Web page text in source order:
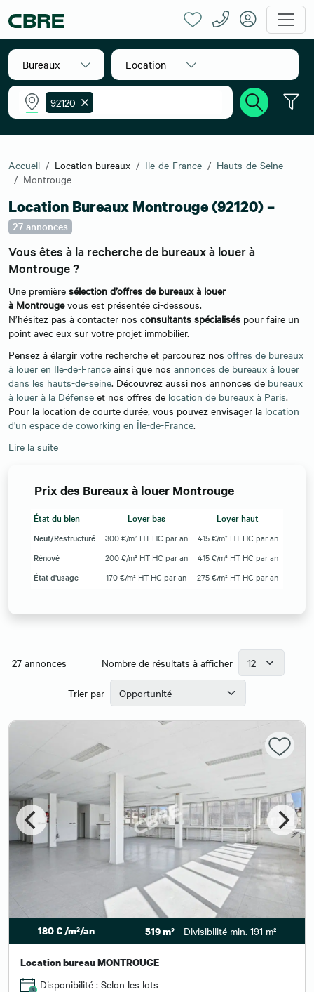
Bureaux Location
92120
Accueil Location bureaux Ile-de-France
Hauts-de-Seine
Montrouge
Location Bureaux Montrouge (92120) –
27 annonces
Vous êtes à la recherche de bureaux à louer à
Montrouge ?
Une première sélection d’offres de bureaux à louer
à Montrougevous est présentée ci-dessous.
N’hésitez pas à contacter nos consultants spécialisés pour faire un
point avec eux sur votre projet immobilier.
Pensez à élargir votre recherche et parcourez nos offres de bureaux
à louer en Ile-de-France ainsi que nos annonces de bureaux à louer
dans les hauts-de-seine. Découvrez aussi nos annonces de bureaux
à louer à la Défense et nos offres de location de bureaux à Paris.
Pour la location de courte durée, vous pouvez envisager la location
d'un espace de coworking en Île-de-France.
Lire la suite
Prix des Bureaux à louer Montrouge
État du bien Loyer bas Loyer haut
Neuf/Restructuré 300 €/m² HT HC par an
415 €/m² HT HC par an
Rénové
200 €/m² HT HC par an
415 €/m² HT HC par an
État d'usage
170 €/m² HT HC par an 275 €/m² HT HC par an
27 annonces Nombre de résultats à afficher
Trier par
180 € /m²/an 519 m² - Divisibilité min. 191 m²
Location bureau MONTROUGE
Disponibilité : Selon les lots